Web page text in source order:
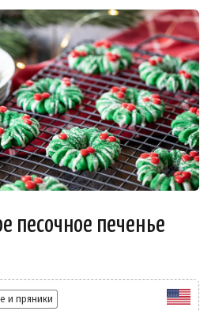
песочное печенье
и пряники